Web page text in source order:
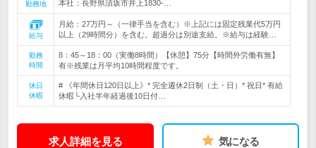
勤務地
本社：長野県須坂市井上1830-…
給与
月給：27万円～（一律手当を含む）※上記には固定残業代5万円
以上（29時間分）を含む。超過分は別途支給。※給与は経験…
勤務
時間
8：45～18：00（実働8時間）【休憩】75分【時間外労働有無】
有※残業は月平均10時間程度です。
休日
休暇
# 《年間休日120日以上》* 完全週休2日制（土・日）* 祝日* 有給
休暇└入社半年経過後10日付…
求人詳細を見る 気になる